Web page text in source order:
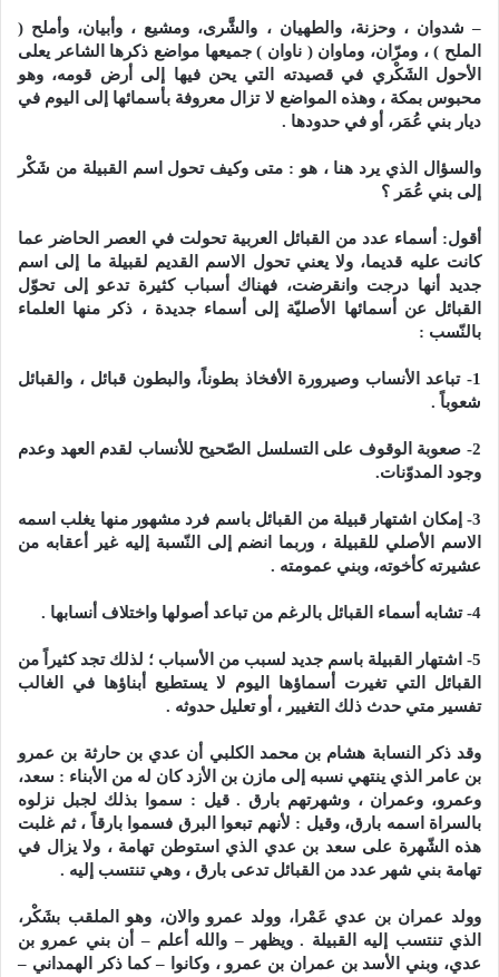
– شدوان ، وحزنة، والطهيان ، والشَّرى، ومشيع ، وأبيان، وأملح (
الملح ) ، ومرّان، وماوان ( ناوان ) جميعها مواضع ذكرها الشاعر يعلى
الأحول الشَكْري في قصيدته التي يحن فيها إلى أرض قومه، وهو
محبوس بمكة ، وهذه المواضع لا تزال معروفة بأسمائها إلى اليوم في
ديار بني عُمَر، أو في حدودها .
والسؤال الذي يرد هنا ، هو : متى وكيف تحول اسم القبيلة من شَكْر
إلى بني عُمَر ؟
أقول: أسماء عدد من القبائل العربية تحولت في العصر الحاضر عما
كانت عليه قديما، ولا يعني تحول الاسم القديم لقبيلة ما إلى اسم
جديد أنها درجت وانقرضت، فهناك أسباب كثيرة تدعو إلى تحوّل
القبائل عن أسمائها الأصليّة إلى أسماء جديدة ، ذكر منها العلماء
بالنّسب :
1- تباعد الأنساب وصيرورة الأفخاذ بطوناً، والبطون قبائل ، والقبائل
شعوباً .
2- صعوبة الوقوف على التسلسل الصّحيح للأنساب لقدم العهد وعدم
وجود المدوّنات.
3- إمكان اشتهار قبيلة من القبائل باسم فرد مشهور منها يغلب اسمه
الاسم الأصلي للقبيلة ، وربما انضم إلى النّسبة إليه غير أعقابه من
عشيرته كأخوته، وبني عمومته .
4- تشابه أسماء القبائل بالرغم من تباعد أصولها واختلاف أنسابها .
5- اشتهار القبيلة باسم جديد لسبب من الأسباب ؛ لذلك تجد كثيراً من
القبائل التي تغيرت أسماؤها اليوم لا يستطيع أبناؤها في الغالب
تفسير متي حدث ذلك التغيير ، أو تعليل حدوثه .
وقد ذكر النسابة هشام بن محمد الكلبي أن عدي بن حارثة بن عمرو
بن عامر الذي ينتهي نسبه إلى مازن بن الأزد كان له من الأبناء : سعد،
وعمرو، وعمران ، وشهرتهم بارق . قيل : سموا بذلك لجبل نزلوه
بالسراة اسمه بارق، وقيل : لأنهم تبعوا البرق فسموا بارقاً ، ثم غلبت
هذه الشّهرة على سعد بن عدي الذي استوطن تهامة ، ولا يزال في
تهامة بني شهر عدد من القبائل تدعى بارق ، وهي تنتسب إليه .
وولد عمران بن عدي عَمْرا، وولد عمرو والان، وهو الملقب بشَكْر،
الذي تنتسب إليه القبيلة . ويظهر – والله أعلم – أن بني عمرو بن
عدي، وبني الأسد بن عمران بن عمرو ، وكانوا – كما ذكر الهمداني –